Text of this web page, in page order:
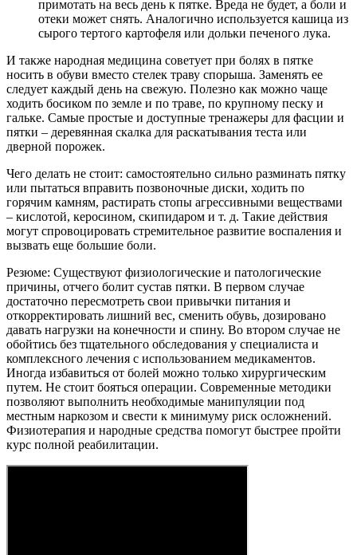
примотать на весь день к пятке. Вреда не будет, а боли и
отеки может снять. Аналогично используется кашица из
сырого тертого картофеля или дольки печеного лука.
И также народная медицина советует при болях в пятке
носить в обуви вместо стелек траву спорыша. Заменять ее
следует каждый день на свежую. Полезно как можно чаще
ходить босиком по земле и по траве, по крупному песку и
гальке. Самые простые и доступные тренажеры для фасции и
пятки – деревянная скалка для раскатывания теста или
дверной порожек.
Чего делать не стоит: самостоятельно сильно разминать пятку
или пытаться вправить позвоночные диски, ходить по
горячим камням, растирать стопы агрессивными веществами
– кислотой, керосином, скипидаром и т. д. Такие действия
могут спровоцировать стремительное развитие воспаления и
вызвать еще большие боли.
Резюме: Существуют физиологические и патологические
причины, отчего болит сустав пятки. В первом случае
достаточно пересмотреть свои привычки питания и
откорректировать лишний вес, сменить обувь, дозировано
давать нагрузки на конечности и спину. Во втором случае не
обойтись без тщательного обследования у специалиста и
комплексного лечения с использованием медикаментов.
Иногда избавиться от болей можно только хирургическим
путем. Не стоит бояться операции. Современные методики
позволяют выполнить необходимые манипуляции под
местным наркозом и свести к минимуму риск осложнений.
Физиотерапия и народные средства помогут быстрее пройти
курс полной реабилитации.